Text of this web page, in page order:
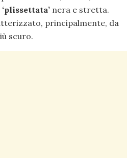
nera e stretta.
principalmente, da
scuro.